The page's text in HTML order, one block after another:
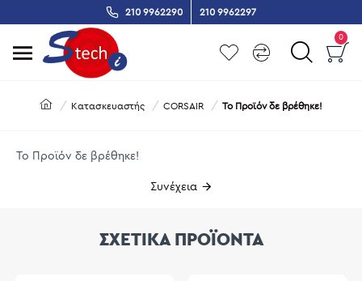
210 9962290 210 9962297
0
Κατασκευαστής CORSAIR Το Προϊόν δε βρέθηκε!
Το Προϊόν δε βρέθηκε!
Συνέχεια
ΣΧΕΤΙΚΑ ΠΡΟΪΟΝΤΑ